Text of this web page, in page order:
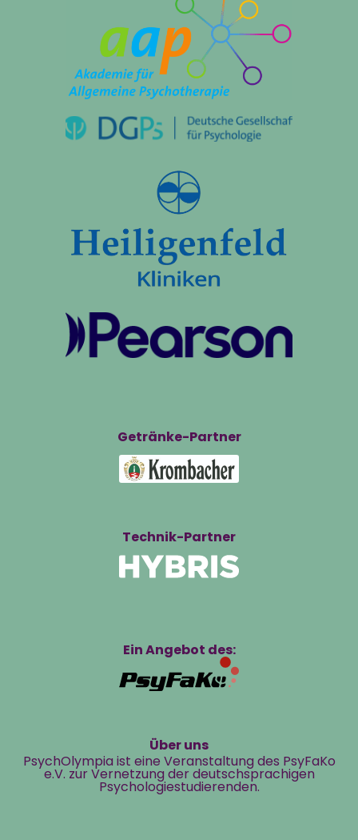
Getränke-Partner
Technik-Partner
Ein Angebot des:
Über uns
PsychOlympia ist eine Veranstaltung des PsyFaKo
e.V. zur Vernetzung der deutschsprachigen
Psychologiestudierenden.